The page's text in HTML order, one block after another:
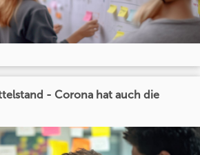
- Corona hat auch die